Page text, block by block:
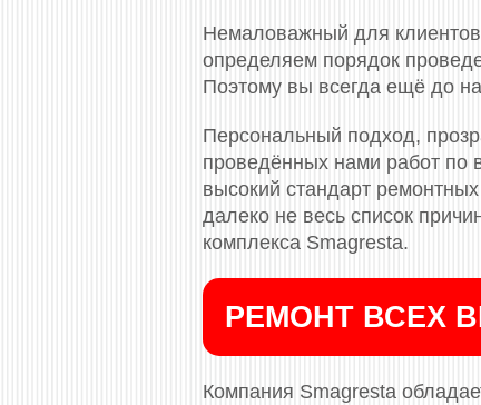
Немаловажный для
определяем порядок
Поэтому вы всегда ещё до
Персональный подход,
проведённых нами работ по
высокий стандарт
далеко не весь список
комплекса Smagresta.
РЕМОНТ ВСЕХ
Компания Smagresta